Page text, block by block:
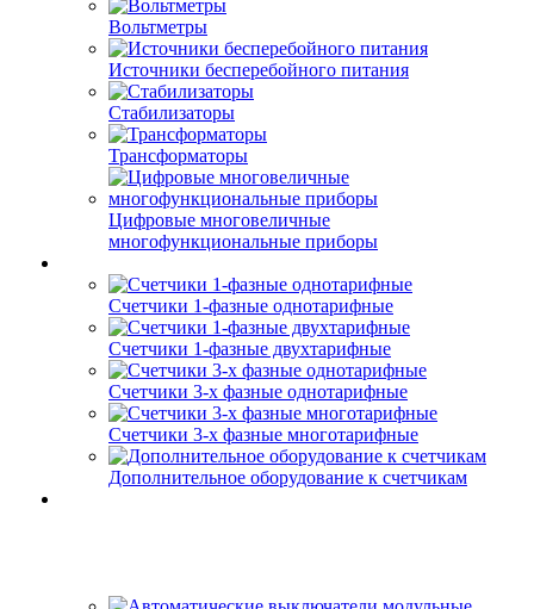
Вольтметры
Источники бесперебойного питания
Стабилизаторы
Трансформаторы
Цифровые многовеличные
многофункциональные приборы
Счетчики 1-фазные однотарифные
Счетчики 1-фазные двухтарифные
Счетчики 3-х фазные однотарифные
Счетчики 3-х фазные многотарифные
Дополнительное оборудование к счетчикам